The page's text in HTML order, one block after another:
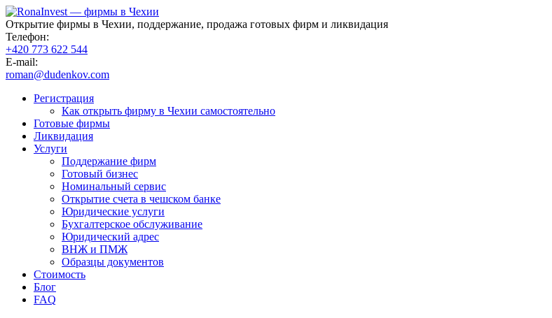
Открытие фирмы в Чехии, поддержание, продажа готовых фирм и ликвидация
Телефон:
+420 773 622 544
E-mail:
roman@dudenkov.com
Регистрация
Как открыть фирму в Чехии самостоятельно
Готовые фирмы
Ликвидация
Услуги
Поддержание фирм
Готовый бизнес
Номинальный сервис
Открытие счета в чешском банке
Юридические услуги
Бухгалтерское обслуживание
Юридический адрес
ВНЖ и ПМЖ
Образцы документов
Стоимость
Блог
FAQ